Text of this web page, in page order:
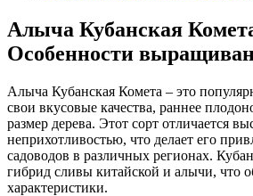
Алыча Кубанская
Особенности
Алыча Кубанская Комета – это
свои вкусовые качества, раннее
размер дерева. Этот сорт отличается
неприхотливостью, что делает его
садоводов в различных регионах.
гибрид сливы китайской и алычи, что
характеристики.